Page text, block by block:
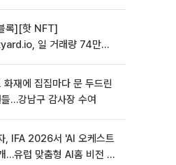
록][핫 NFT]
일 거래량 74만
화재에 집집마다 문 두드린
…강남구 감사장 수여
, IFA 2026서 'AI 오케스트
…유럽 맞춤형 AI홈 비전 제